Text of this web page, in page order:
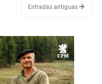
Entradas antiguas